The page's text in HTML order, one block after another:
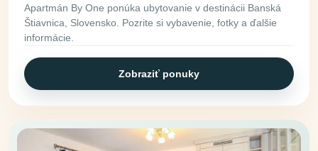
Apartmán By One ponúka ubytovanie v destinácii Banská
Štiavnica, Slovensko. Pozrite si vybavenie, fotky a ďalšie
informácie.
Zobraziť ponuky